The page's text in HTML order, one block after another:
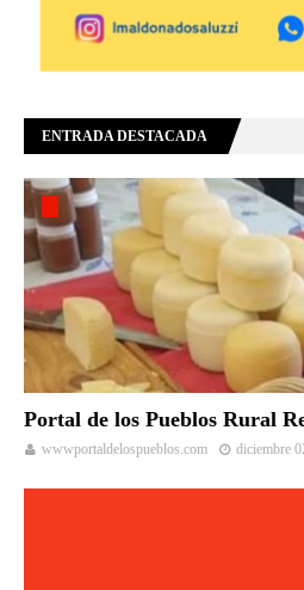
ENTRADA DESTACADA
Portal de los Pueblos Rural
wwwportaldelospueblos.com diciembre